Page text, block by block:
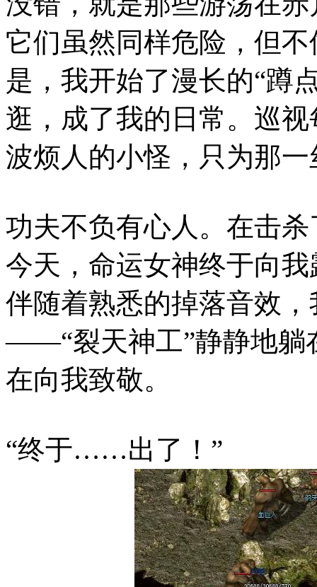
它们虽然同样危险，但
是，我开始了漫长的“蹲
逛，成了我的日常。巡
波烦人的小怪，只为那
功夫不负有心人。在击
今天，命运女神终于向
伴随着熟悉的掉落音效
——“裂天神工”静静地躺
在向我致敬。
“终于……出了！”